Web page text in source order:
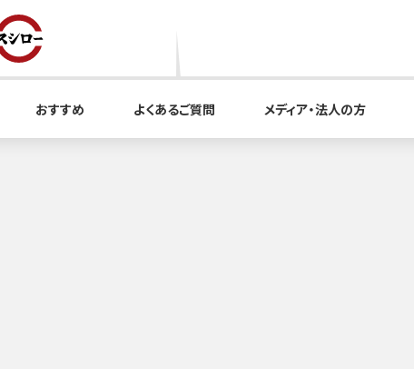
おすすめ よくあるご質問 メディア・法人の方